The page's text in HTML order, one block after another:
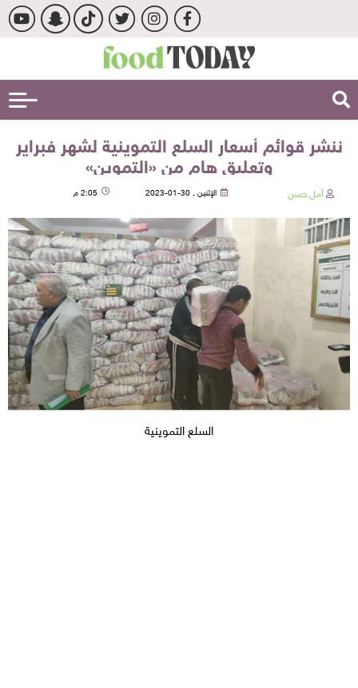
ننشر قوائم أسعار السلع التموينية لشهر فبراير
وتعليق هام من «التموين»
أمل حسن الإثنين , 30-01-2023 2:05 م
السلع التموينية